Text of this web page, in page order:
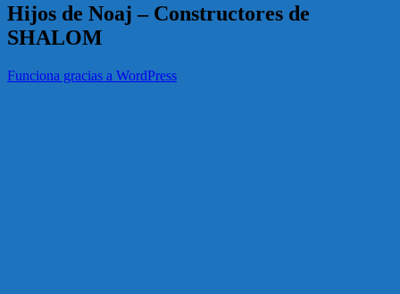
Hijos de Noaj – Constructores de
SHALOM
Funciona gracias a WordPress